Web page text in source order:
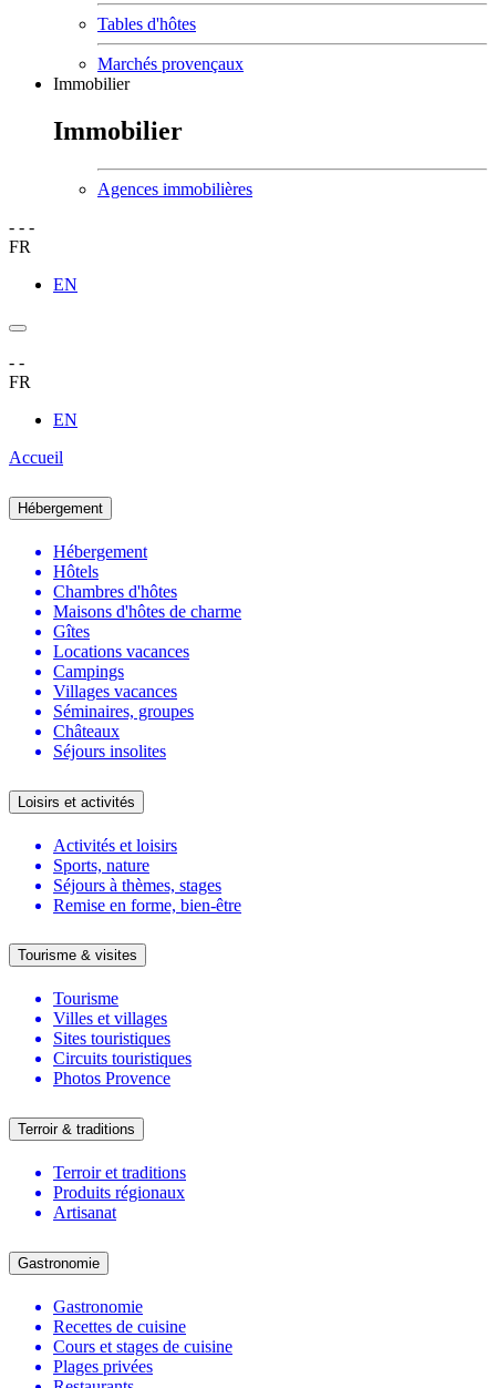
Tables d'hôtes
Marchés provençaux
Immobilier
Immobilier
Agences immobilières
- - -
FR
EN
- -
FR
EN
Accueil
Hébergement
Hébergement
Hôtels
Chambres d'hôtes
Maisons d'hôtes de charme
Gîtes
Locations vacances
Campings
Villages vacances
Séminaires, groupes
Châteaux
Séjours insolites
Loisirs et activités
Activités et loisirs
Sports, nature
Séjours à thèmes, stages
Remise en forme, bien-être
Tourisme & visites
Tourisme
Villes et villages
Sites touristiques
Circuits touristiques
Photos Provence
Terroir & traditions
Terroir et traditions
Produits régionaux
Artisanat
Gastronomie
Gastronomie
Recettes de cuisine
Cours et stages de cuisine
Plages privées